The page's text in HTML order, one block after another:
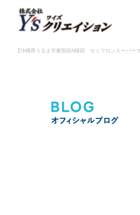
【沖縄県うるま市兼箇段N様邸 セミフロンスーパ